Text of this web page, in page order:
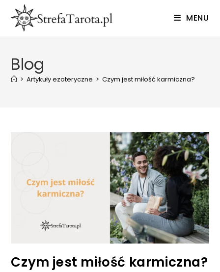
content
MENU
Blog
> Artykuły ezoteryczne > Czym jest miłość karmiczna?
Czym jest miłość karmiczna?